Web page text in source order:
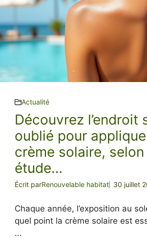
Actualité
Découvrez l’endroit
oublié pour
crème solaire, selon
étude…
Écrit parRenouvelable habitat 30 juillet
Chaque année, l’exposition au
quel point la crème solaire est
...